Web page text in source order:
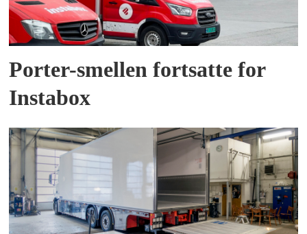
Porter-smellen fortsatte for
Instabox